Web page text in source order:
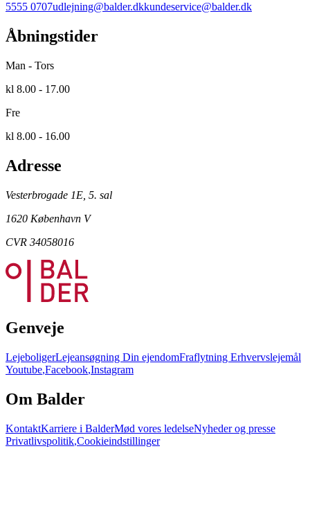
5555 0707udlejning@balder.dkkundeservice@balder.dk
Åbningstider
Man - Tors
kl 8.00 - 17.00
Fre
kl 8.00 - 16.00
Adresse
Vesterbrogade 1E, 5. sal
1620 København V
CVR 34058016
Genveje
LejeboligerLejeansøgning Din ejendomFraflytning Erhvervslejemål
Youtube,Facebook,Instagram
Om Balder
KontaktKarriere i BalderMød vores ledelseNyheder og presse
Privatlivspolitik,Cookieindstillinger